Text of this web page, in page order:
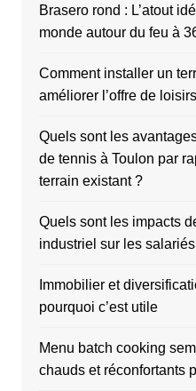
Brasero rond : L’atout
monde autour du feu à
Comment installer un
améliorer l’offre de
Quels sont les
de tennis à Toulon par
terrain existant ?
Quels sont les impacts
industriel sur les
Immobilier et
pourquoi c’est utile
Menu batch cooking
chauds et réconfortants